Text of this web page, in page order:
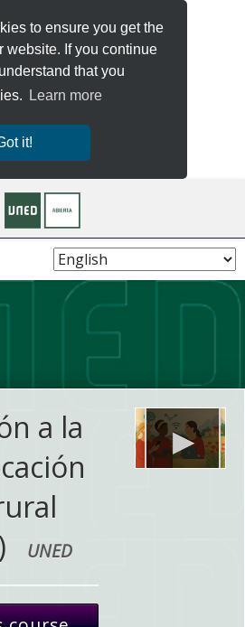
to ensure you get the
website. If you continue
that you
Learn more
it!
Choose
Language
a la
UNED